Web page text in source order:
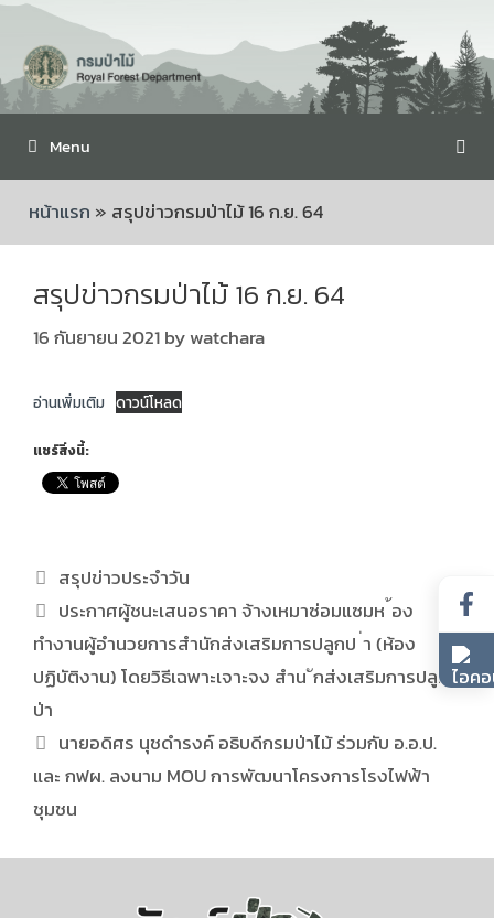
Menu
หน้าแรก » สรุปข่าวกรมป่าไม้ 16 ก.ย. 64
สรุปข่าวกรมป่าไม้ 16 ก.ย. 64
16 กันยายน 2021bywatchara
อ่านเพิ่มเติม ดาวน์โหลด
แชร์สิ่งนี้:
สรุปข่าวประจำวัน
ประกาศผู้ชนะเสนอราคา จ้างเหมาซ่อมแซมห ้อง
ทำงานผู้อำนวยการสำนักส่งเสริมการปลูกป ่า (ห้อง
ปฏิบัติงาน) โดยวิธีเฉพาะเจาะจง สำน ักส่งเสริมการปลูก
ป่า
นายอดิศร นุชดำรงค์ อธิบดีกรมป่าไม้ ร่วมกับ อ.อ.ป.
และ กฟผ. ลงนาม MOU การพัฒนาโครงการโรงไฟฟ้า
ชุมชน